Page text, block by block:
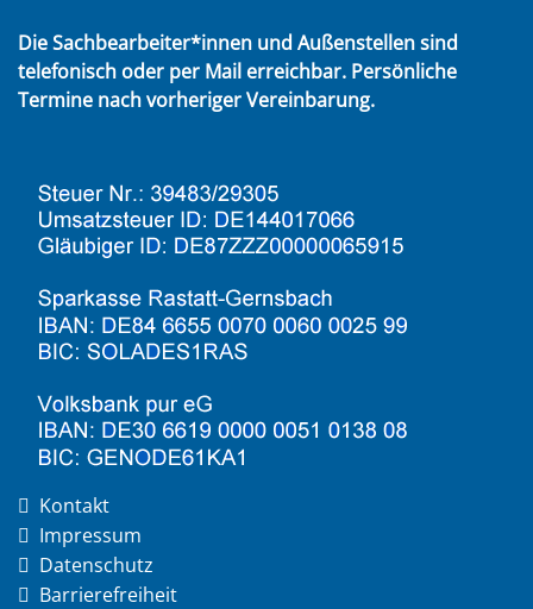
Die Sachbearbeiter*innen und Außenstellen sind
telefonisch oder per Mail erreichbar. Persönliche
Termine nach vorheriger Vereinbarung.
Kontakt
Impressum
Datenschutz
Barrierefreiheit